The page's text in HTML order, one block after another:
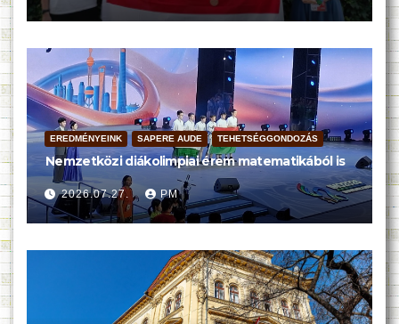
EREDMÉNYEINK SAPERE AUDE TEHETSÉGGONDOZÁS
Nemzetközi diákolimpiai érem matematikából is
2026.07.27. PM